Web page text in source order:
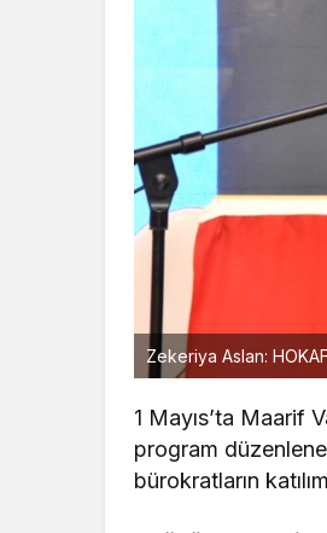
Zekeriya Aslan:
1 Mayıs’ta Maarif
program
bürokratların